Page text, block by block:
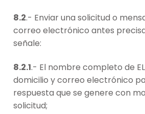
8.2.- Enviar una solicitud o
correo electrónico antes
señale:
8.2.1.- El nombre completo de EL
domicilio y correo electrónico
respuesta que se genere con
solicitud;